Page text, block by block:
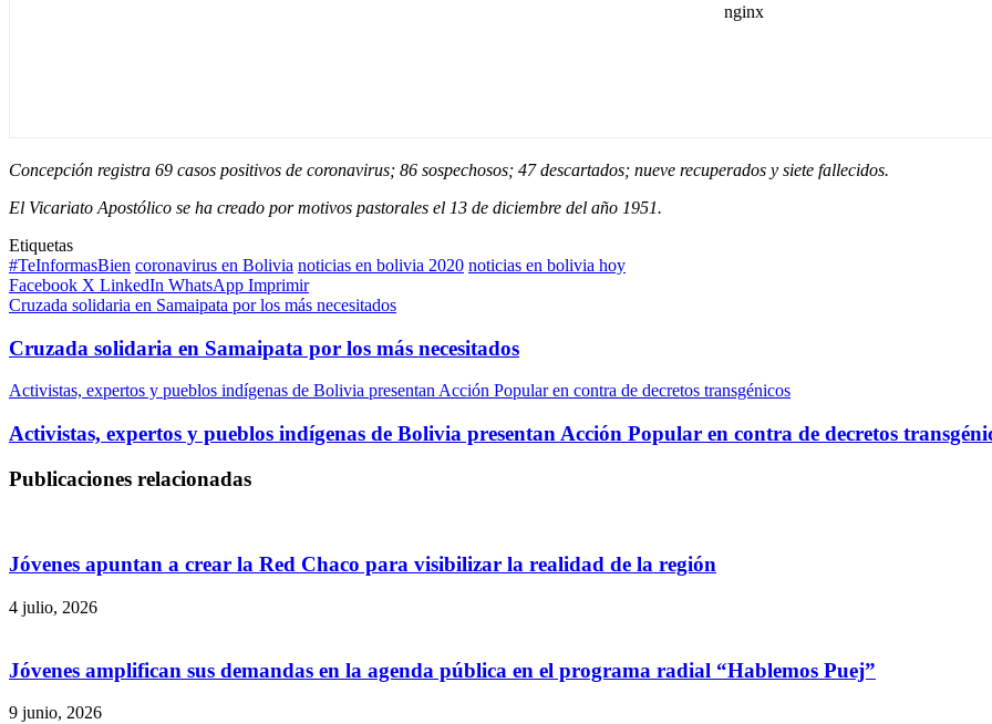
Concepción registra 69 casos positivos de coronavirus; 86 sospechosos; 47 descartados; nueve recuperados y siete fallecidos.
El Vicariato Apostólico se ha creado por motivos pastorales el 13 de diciembre del año 1951.
Etiquetas
#TeInformasBien coronavirus en Bolivia noticias en bolivia 2020 noticias en bolivia hoy
Facebook X LinkedIn WhatsApp Imprimir
Cruzada solidaria en Samaipata por los más necesitados
Cruzada solidaria en Samaipata por los más necesitados
Activistas, expertos y pueblos indígenas de Bolivia presentan Acción Popular en contra de decretos transgénicos
Activistas, expertos y pueblos indígenas de Bolivia presentan Acción Popular en contra de decretos
Publicaciones relacionadas
Jóvenes apuntan a crear la Red Chaco para visibilizar la realidad de la región
4 julio, 2026
Jóvenes amplifican sus demandas en la agenda pública en el programa radial “Hablemos Puej”
9 junio, 2026